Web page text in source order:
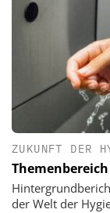
ZUKUNFT DER
der Welt der